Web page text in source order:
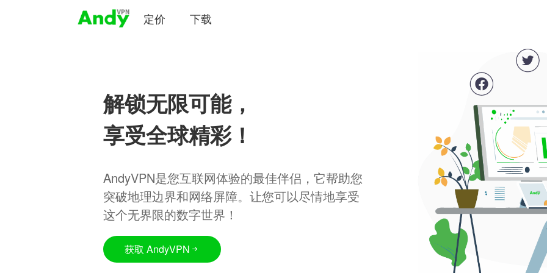
定价 下载
解锁无限可能，
享受全球精彩！
AndyVPN是您互联网体验的最佳伴侣，它帮助您
突破地理边界和网络屏障。让您可以尽情地享受
这个无界限的数字世界！
获取 AndyVPN